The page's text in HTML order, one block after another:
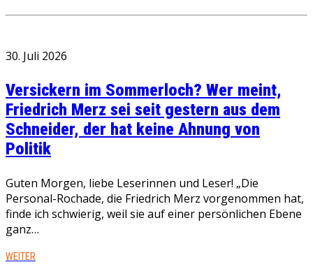
30. Juli 2026
Versickern im Sommerloch? Wer meint,
Friedrich Merz sei seit gestern aus dem
Schneider, der hat keine Ahnung von
Politik
Guten Morgen, liebe Leserinnen und Leser! „Die
Personal-Rochade, die Friedrich Merz vorgenommen hat,
finde ich schwierig, weil sie auf einer persönlichen Ebene
ganz…
WEITER